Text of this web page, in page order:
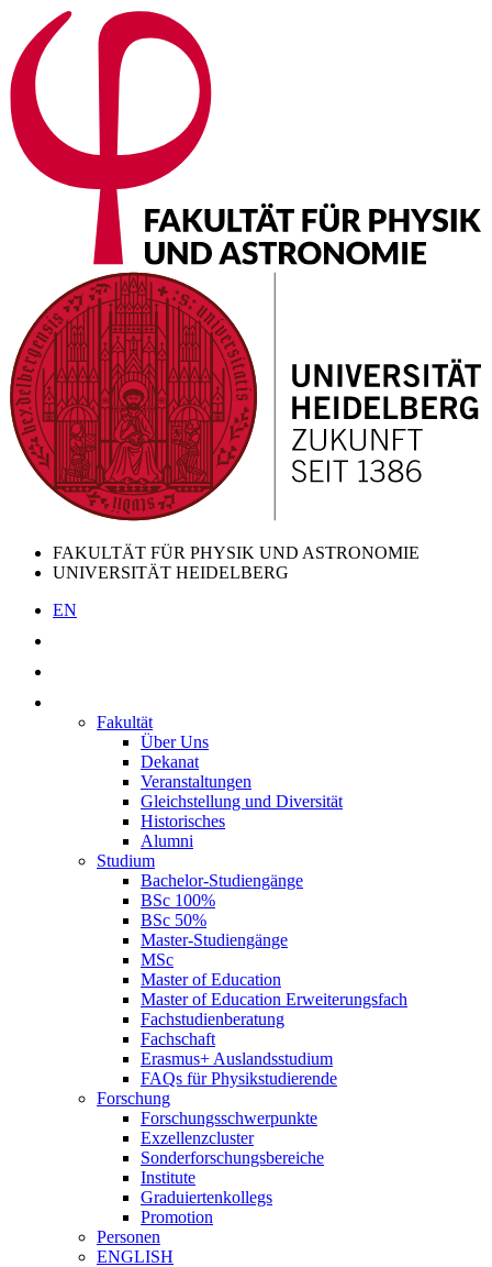
FAKULTÄT FÜR PHYSIK UND ASTRONOMIE
UNIVERSITÄT HEIDELBERG
EN
Fakultät
Über Uns
Dekanat
Veranstaltungen
Gleichstellung und Diversität
Historisches
Alumni
Studium
Bachelor-Studiengänge
BSc 100%
BSc 50%
Master-Studiengänge
MSc
Master of Education
Master of Education Erweiterungsfach
Fachstudienberatung
Fachschaft
Erasmus+ Auslandsstudium
FAQs für Physikstudierende
Forschung
Forschungsschwerpunkte
Exzellenzcluster
Sonderforschungsbereiche
Institute
Graduiertenkollegs
Promotion
Personen
ENGLISH